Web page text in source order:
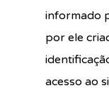
informado
por ele
acesso ao